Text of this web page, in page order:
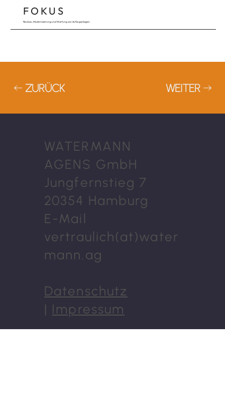
FOKUS
Neubau, Modernisierung und Wartung von Aufzuganlagen
ZURÜCK WEITER
WATERMANN
AGENS GmbH
Jungfernstieg 7
20354 Hamburg
E-Mail
vertraulich(at)water
mann.ag
Datenschutz
| Impressum